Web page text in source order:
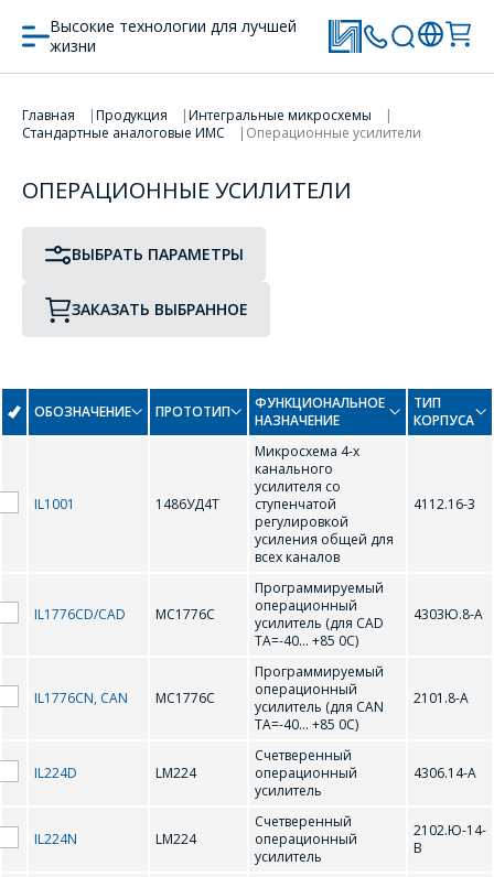
Высокие технологии для лучшей
жизни
Главная Продукция
Интегральные микросхемы
Стандартные аналоговые ИМС
Операционные усилители
ОПЕРАЦИОННЫЕ УСИЛИТЕЛИ
ВЫБРАТЬ ПАРАМЕТРЫ
0-9
1463УД4
A
L
LM258
LM324D
LM324N LM358
M
ЗАКАЗАТЬ ВЫБРАННОЕ
ПРОДОЛЖИТЬ ПОКУПКИ
ОБОЗНАЧЕНИЕ ПРОТОТИП
ФУНКЦИОНАЛЬНОЕ
НАЗНАЧЕНИЕ
ТИП
КОРПУСА
IL1001 1486УД4Т
Микросхема 4-х
канального
усилителя со
ступенчатой
регулировкой
усиления общей для
всех каналов
4112.16-3
IL1776CD/CAD MC1776C
Программируемый
операционный
усилитель (для CAD
TA=-40... +85 0С)
4303Ю.8-А
IL1776CN, CAN MC1776C
Программируемый
операционный
усилитель (для CAN
TA=-40... +85 0С)
2101.8-А
IL224D LM224
Счетверенный
операционный
усилитель
4306.14-А
IL224N LM224
Счетверенный
операционный
усилитель
2102.Ю-14-
В